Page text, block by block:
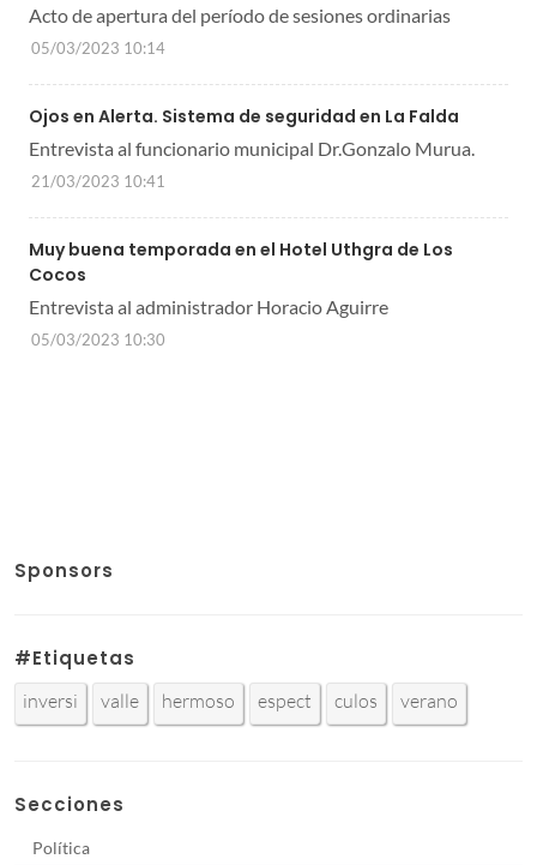
Acto de apertura del período de sesiones ordinarias
05/03/2023 10:14
Ojos en Alerta. Sistema de seguridad en La Falda
Entrevista al funcionario municipal Dr.Gonzalo Murua.
21/03/2023 10:41
Muy buena temporada en el Hotel Uthgra de Los
Cocos
Entrevista al administrador Horacio Aguirre
05/03/2023 10:30
Sponsors
#Etiquetas
inversi valle hermoso espect culos verano
Secciones
Política